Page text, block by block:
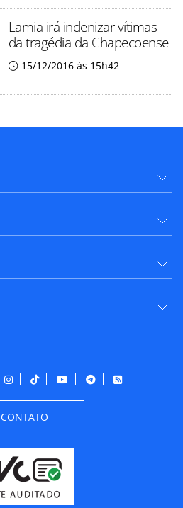
Lamia irá indenizar vítimas
da tragédia da Chapecoense
15/12/2016 às 15h42
CONTATO